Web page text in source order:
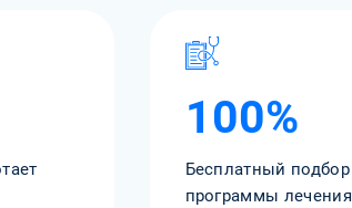
100%
Бесплатный подбор
программы лечения